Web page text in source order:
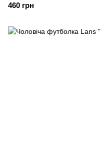
460 грн